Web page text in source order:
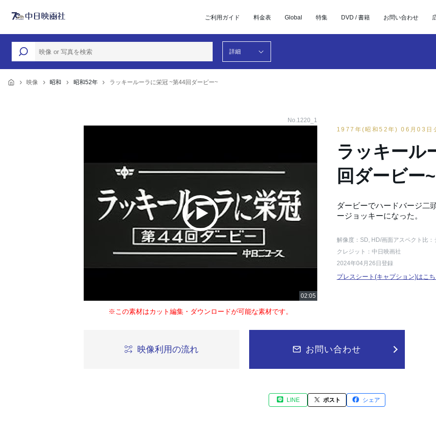
ご利用ガイド 料金表 Global 特集 DVD / 書籍 お問い合わせ
詳細
映像 昭和 昭和52年 ラッキールーラに栄冠 ~第44回ダービー~
No.1220_1
※この素材はカット編集・ダウンロードが可能な素材です。
1977年(昭和52年) 06月03日
ラッキール
回ダービー~
ダービーでハードバージ二
ージョッキーになった。
解像度：SD, HD/画面アスペクト比
クレジット：中日映画社
2024年04月26日登録
プレスシート(キャプション)はこち
映像利用の流れ お問い合わせ
LINE ポスト シェア